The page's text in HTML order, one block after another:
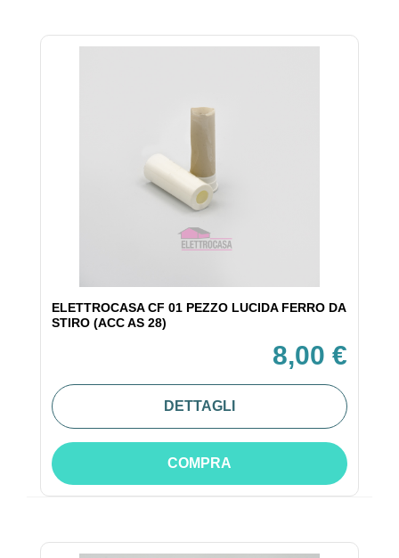
ELETTROCASA CF 01 PEZZO LUCIDA FERRO DA
STIRO (ACC AS 28)
8,00 €
DETTAGLI
COMPRA